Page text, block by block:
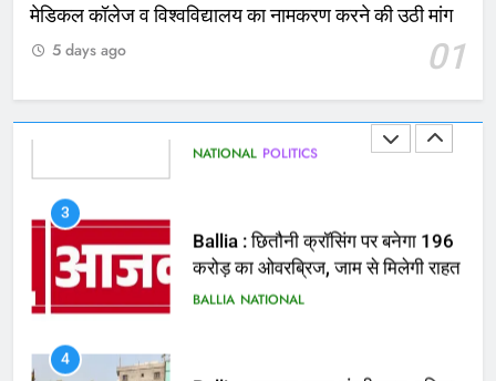
मेडिकल कॉलेज व विश्वविद्यालय का नामकरण करने की उठी मांग
01
5 days ago
2
भरत तिवारी एनकाउंटर मामले को लेकर
सियासत तेज, भाजपा सांसद ने बताई हत्या
NATIONAL POLITICS
BALLIA NATIONAL
4